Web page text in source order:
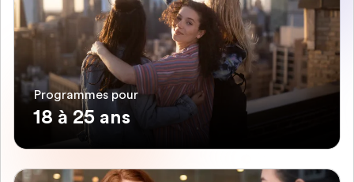
Programmes pour
18 à 25 ans